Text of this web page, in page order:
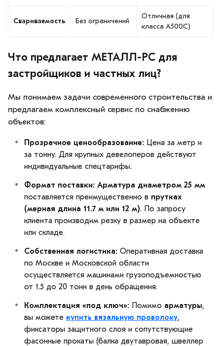
Свариваемость Без ограничений
Отличная (для
класса А500С)
Что предлагает МЕТАЛЛ-РС для
застройщиков и частных лиц?
Мы понимаем задачи современного строительства и
предлагаем комплексный сервис по снабжению
объектов:
Прозрачное ценообразование: Цена за метр и
за тонну. Для крупных девелоперов действуют
индивидуальные спецтарифы.
Формат поставки: Арматура диаметром 25 мм
поставляется преимущественно в прутках
(мерная длина 11.7 м или 12 м). По запросу
клиента производим резку в размер на объекте
или складе.
Собственная логистика: Оперативная доставка
по Москве и Московской области
осуществляется машинами грузоподъемностью
от 1.5 до 20 тонн в день обращения.
Комплектация «под ключ»: Помимо арматуры
вы можете купить вязальную проволоку
фиксаторы защитного слоя и сопутствующие
фасонные прокаты (балка двутавровая, швеллер